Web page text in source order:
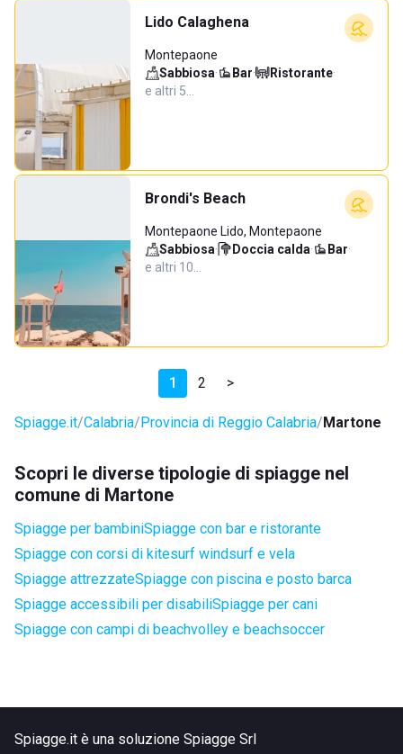
Lido Calaghena
Montepaone
Sabbiosa· Bar· Ristorante·
e altri 5…
Brondi's Beach
Montepaone Lido, Montepaone
Sabbiosa· Doccia calda· Bar·
e altri 10…
1 2 >
Spiagge.it Calabria Provincia di Reggio Calabria Martone
Scopri le diverse tipologie di spiagge nel
comune di Martone
Spiagge per bambiniSpiagge con bar e ristorante
Spiagge con corsi di kitesurf windsurf e vela
Spiagge attrezzateSpiagge con piscina e posto barca
Spiagge accessibili per disabiliSpiagge per cani
Spiagge con campi di beachvolley e beachsoccer
Spiagge.it è una soluzione Spiagge Srl